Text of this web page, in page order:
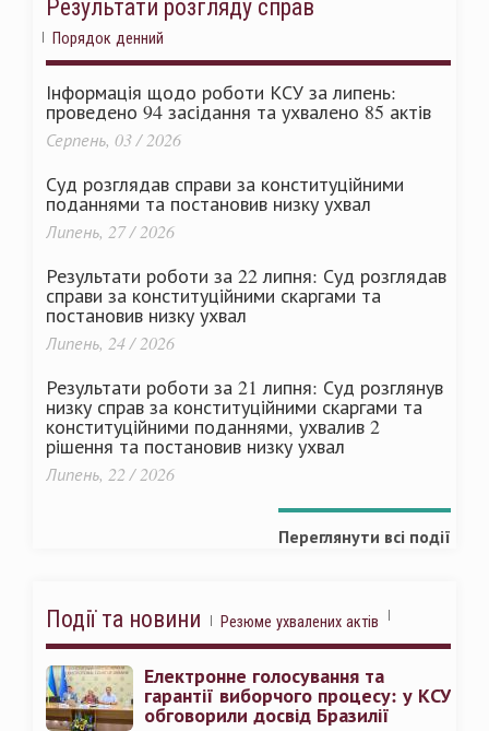
Результати розгляду справ
Порядок денний
Інформація щодо роботи КСУ за липень:
проведено 94 засідання та ухвалено 85 актів
Серпень, 03 / 2026
Суд розглядав справи за конституційними
поданнями та постановив низку ухвал
Липень, 27 / 2026
Результати роботи за 22 липня: Суд розглядав
справи за конституційними скаргами та
постановив низку ухвал
Липень, 24 / 2026
Результати роботи за 21 липня: Суд розглянув
низку справ за конституційними скаргами та
конституційними поданнями, ухвалив 2
рішення та постановив низку ухвал
Липень, 22 / 2026
Переглянути всі події
Події та новини Резюме ухвалених актів
Електронне голосування та
гарантії виборчого процесу: у КСУ
обговорили досвід Бразилії